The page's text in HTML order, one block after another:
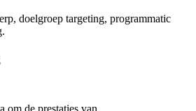
doelgroep targeting, programmatic